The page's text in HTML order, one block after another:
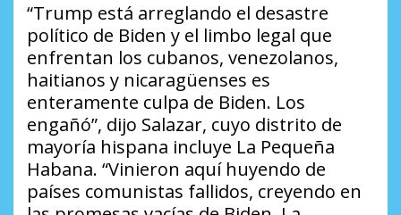
“Trump está arreglando el desastre
político de Biden y el limbo legal que
enfrentan los cubanos, venezolanos,
haitianos y nicaragüenses es
enteramente culpa de Biden. Los
engañó”, dijo Salazar, cuyo distrito de
mayoría hispana incluye La Pequeña
Habana. “Vinieron aquí huyendo de
países comunistas fallidos, creyendo en